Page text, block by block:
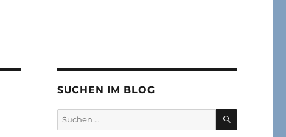
SUCHEN IM BLOG
Suchen
nach:
SUCHEN